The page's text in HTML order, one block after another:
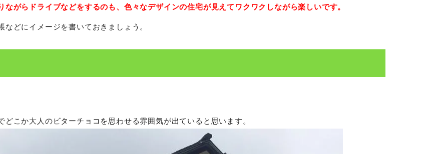
ながらドライブなどをするのも、色々なデザインの住宅が見えてワクワクしながら楽しいです。
どにイメージを書いておきましょう。
こか大人のビターチョコを思わせる雰囲気が出ていると思います。